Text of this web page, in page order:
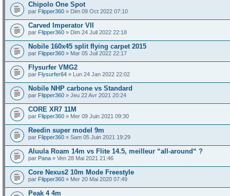
Chipolo One Spot
par Flipper360 » Dim 09 Oct 2022 07:10
Carved Imperator VII
par Flipper360 » Dim 24 Juil 2022 22:18
Nobile 160x45 split flying carpet 2015
par Flipper360 » Mar 05 Juil 2022 22:17
Flysurfer VMG2
par Flysurfer64 » Lun 24 Jan 2022 22:02
Nobile NHP carbone vs Standard
par Flipper360 » Jeu 22 Avr 2021 20:24
CORE XR7 11M
par Flipper360 » Mer 09 Juin 2021 09:30
Reedin super model 9m
par Flipper360 » Sam 05 Juin 2021 19:29
Aluula Roam 14m vs Flite 14.5, meilleur “all-around“ ?
par Pana » Ven 28 Mai 2021 21:46
Core Nexus2 10m Mode Freestyle
par Flipper360 » Mer 20 Mai 2020 07:49
Peak 4 4m